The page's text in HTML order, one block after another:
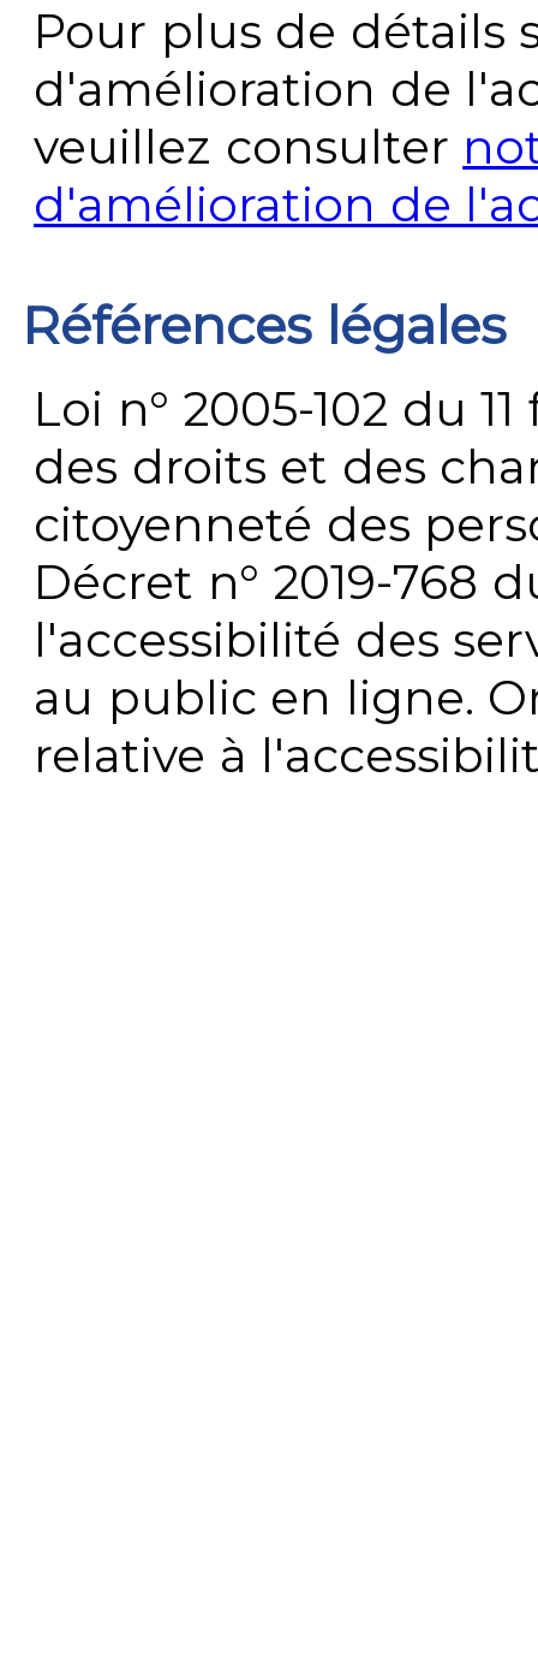
Pour plus de détails
d'amélioration de
veuillez consulter
d'amélioration de
Références légales
Loi n° 2005-102 du
des droits et des
citoyenneté des
Décret n° 2019-768
l'accessibilité des
au public en ligne.
relative à